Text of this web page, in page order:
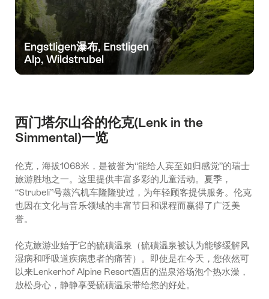
Engstligen瀑布, Enstligen
Alp, Wildstrubel
西门塔尔山谷的伦克(Lenk in the
Simmental)一览
伦克，海拔1068米，是被誉为“能给人宾至如归感觉”的瑞士
旅游胜地之一。这里提供丰富多彩的儿童活动。夏季，
“Strubeli”号蒸汽机车隆隆驶过，为年轻顾客提供服务。伦克
也因在文化与音乐领域的丰富节日和课程而赢得了广泛美
誉。
伦克旅游业始于它的硫磺温泉（硫磺温泉被认为能够缓解风
湿病和呼吸道疾病患者的痛苦）。即使是在今天，您依然可
以来Lenkerhof Alpine Resort酒店的温泉浴场泡个热水澡，
放松身心，静静享受硫磺温泉带给您的好处。